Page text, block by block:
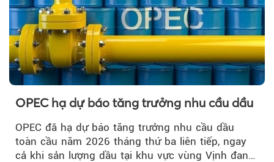
OPEC hạ dự báo tăng trưởng nhu cầu dầu
OPEC đã hạ dự báo tăng trưởng nhu cầu dầu
toàn cầu năm 2026 tháng thứ ba liên tiếp, ngay
cả khi sản lượng dầu tại khu vực vùng Vịnh đang